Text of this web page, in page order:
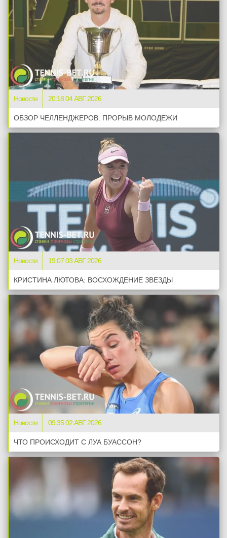
Новости 20:18 04 АВГ 2026
ОБЗОР ЧЕЛЛЕНДЖЕРОВ: ПРОРЫВ МОЛОДЕЖИ
Новости 19:07 03 АВГ 2026
КРИСТИНА ЛЮТОВА: ВОСХОЖДЕНИЕ ЗВЕЗДЫ
Новости 09:35 02 АВГ 2026
ЧТО ПРОИСХОДИТ С ЛУА БУАССОН?